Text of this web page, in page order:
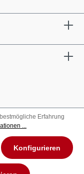
Erfahrung
...
Konfigurieren